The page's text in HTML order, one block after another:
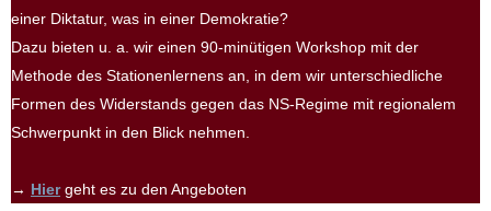
einer Diktatur, was in einer Demokratie?
Dazu bieten u. a. wir einen 90-minütigen Workshop mit der
Methode des Stationenlernens an, in dem wir unterschiedliche
Formen des Widerstands gegen das NS-Regime mit regionalem
Schwerpunkt in den Blick nehmen.
→ Hier geht es zu den Angeboten